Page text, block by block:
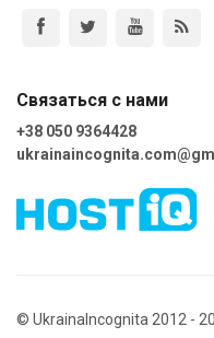
Связаться с нами
+38 050 9364428
© UkrainaIncognita 2012 -